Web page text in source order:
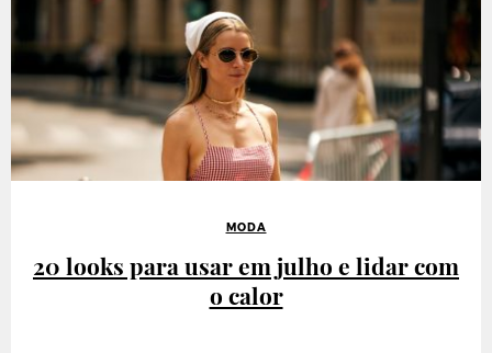
MODA
20 looks para usar em julho e lidar com
o calor